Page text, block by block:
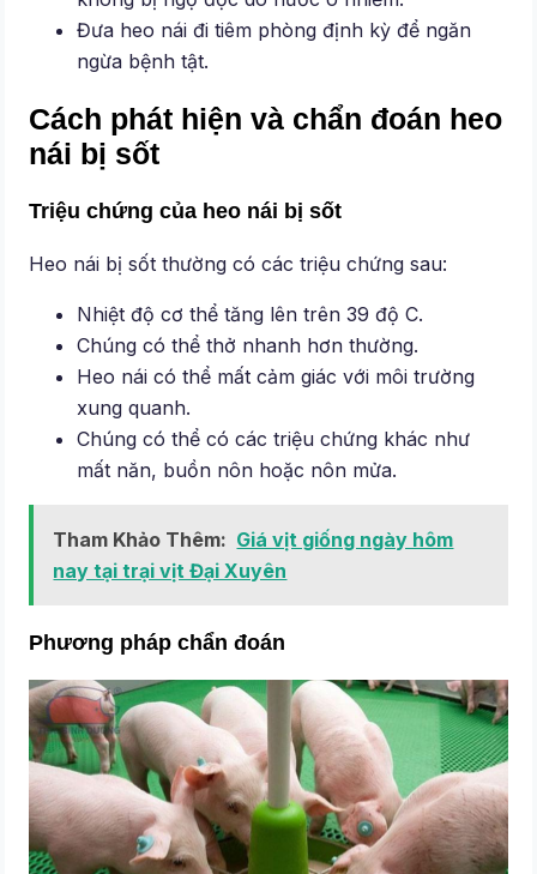
Đưa heo nái đi tiêm phòng định kỳ để ngăn
ngừa bệnh tật.
Cách phát hiện và chẩn đoán heo
nái bị sốt
Triệu chứng của heo nái bị sốt
Heo nái bị sốt thường có các triệu chứng sau:
Nhiệt độ cơ thể tăng lên trên 39 độ C.
Chúng có thể thở nhanh hơn thường.
Heo nái có thể mất cảm giác với môi trường
xung quanh.
Chúng có thể có các triệu chứng khác như
mất năn, buồn nôn hoặc nôn mửa.
Tham Khảo Thêm: Giá vịt giống ngày hôm
nay tại trại vịt Đại Xuyên
Phương pháp chẩn đoán